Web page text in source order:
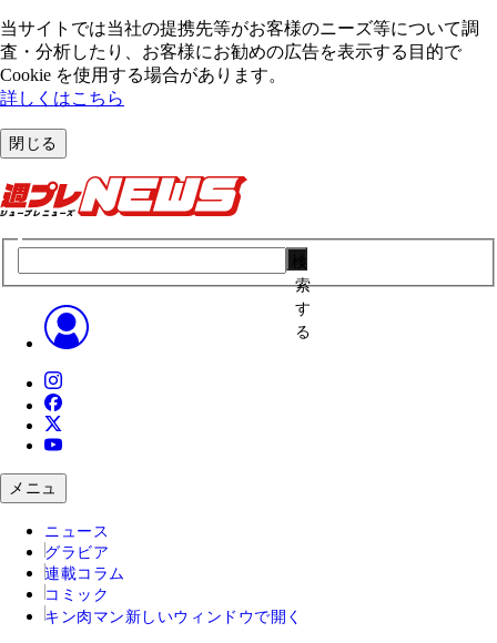
当サイトでは当社の提携先等がお客様のニーズ等について調
査・分析したり、お客様にお勧めの広告を表⽰する⽬的で
Cookie を使⽤する場合があります。
詳しくはこちら
閉じる
索
す
る
メニュ
ニュース
グラビア
連載コラム
コミック
キン肉マン 新しいウィンドウで開く